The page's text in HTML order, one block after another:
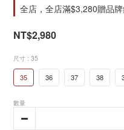
全店，全店滿$3,280贈品
NT$2,980
尺寸 : 35
35 36 37 38
數量